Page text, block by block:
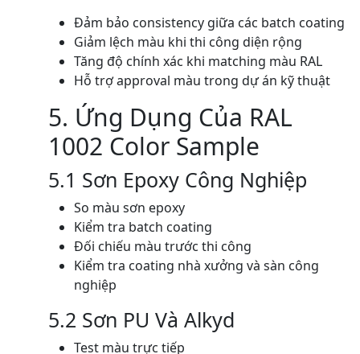
Đảm bảo consistency giữa các batch coating
Giảm lệch màu khi thi công diện rộng
Tăng độ chính xác khi matching màu RAL
Hỗ trợ approval màu trong dự án kỹ thuật
5. Ứng Dụng Của RAL
1002 Color Sample
5.1 Sơn Epoxy Công Nghiệp
So màu sơn epoxy
Kiểm tra batch coating
Đối chiếu màu trước thi công
Kiểm tra coating nhà xưởng và sàn công
nghiệp
5.2 Sơn PU Và Alkyd
Test màu trực tiếp